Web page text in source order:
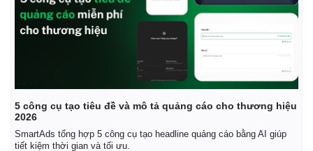
Bất động sản
Khởi nghiệp
Giá vàng
Tiêu dùng
Tỷ giá
Chứng khoán
Giá cà phê
5 công cụ tạo tiêu đề và mô tả quảng cáo cho thương hiệu
2026
SmartAds tổng hợp 5 công cụ tạo headline quảng cáo bằng AI giúp
tiết kiệm thời gian và tối ưu.